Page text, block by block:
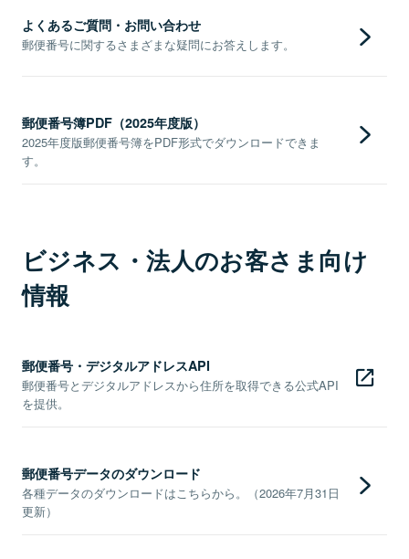
よくあるご質問・お問い合わせ
郵便番号に関するさまざまな疑問にお答えします。
郵便番号簿PDF（2025年度版）
2025年度版郵便番号簿をPDF形式でダウンロードできま
す。
ビジネス・法人のお客さま向け
情報
郵便番号・デジタルアドレスAPI
郵便番号とデジタルアドレスから住所を取得できる公式API
を提供。
郵便番号データのダウンロード
各種データのダウンロードはこちらから。（2026年7月31日
更新）